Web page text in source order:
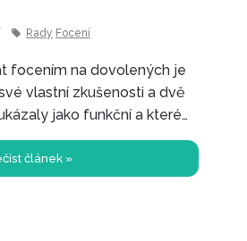
Rady Focení
focením na dovolených je
vlastní zkušenosti a dvě
jako funkční a které
korunu.
článek »